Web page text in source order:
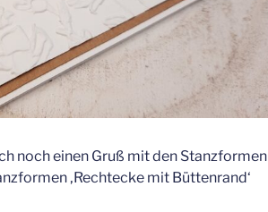
noch einen Gruß mit den Stanzformen
‚Rechtecke mit Büttenrand‘